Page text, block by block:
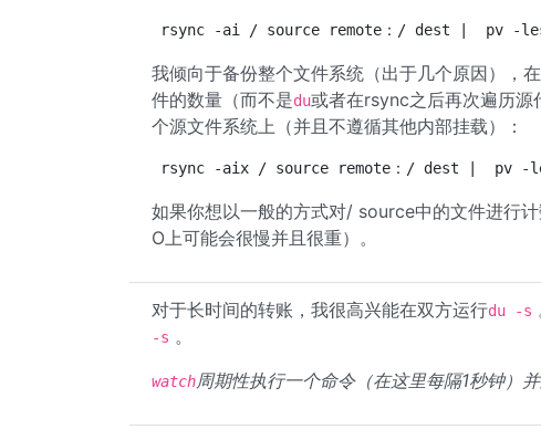
我倾向于备份整个文件系统（出于几个原因），
件的数量（而不是du或者在rsync之后再次遍历
个源文件系统上（并且不遵循其他内部挂载）：
如果你想以一般的方式对/ source中的文件进行
O上可能会很慢并且很重）。
对于长时间的转账，我很高兴能在双方运行du -s
-s 。
watch周期性执行一个命令（在这里每隔1秒钟）并